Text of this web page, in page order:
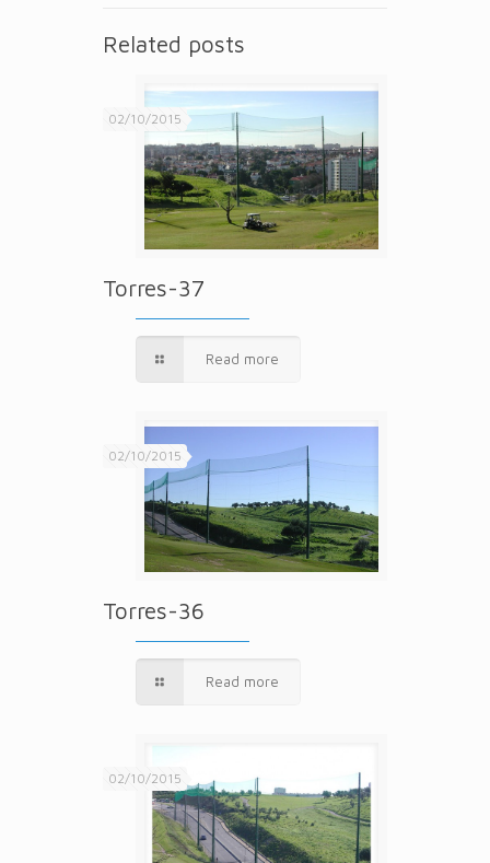
Related posts
02/10/2015
Torres-37
Read more
02/10/2015
Torres-36
Read more
02/10/2015